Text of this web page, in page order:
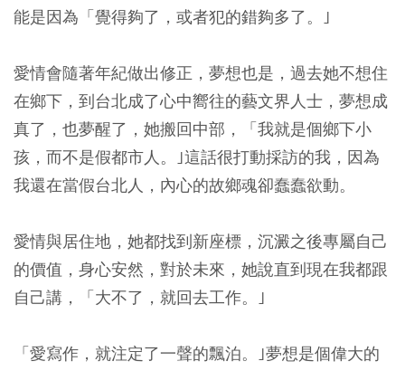
能是因為「覺得夠了，或者犯的錯夠多了。｣
愛情會隨著年紀做出修正，夢想也是，過去她不想住
在鄉下，到台北成了心中嚮往的藝文界人士，夢想成
真了，也夢醒了，她搬回中部，「我就是個鄉下小
孩，而不是假都市人。｣這話很打動採訪的我，因為
我還在當假台北人，內心的故鄉魂卻蠢蠢欲動。
愛情與居住地，她都找到新座標，沉澱之後專屬自己
的價值，身心安然，對於未來，她說直到現在我都跟
自己講，「大不了，就回去工作。｣
「愛寫作，就注定了一聲的飄泊。｣夢想是個偉大的